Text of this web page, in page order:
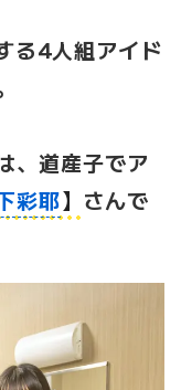
る4人組アイド
、道産子でア
彩耶】 さんで